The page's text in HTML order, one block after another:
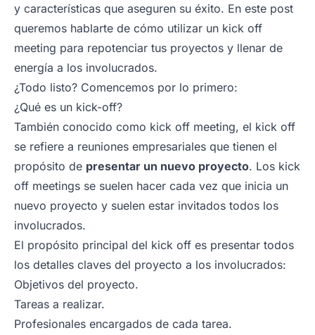
y características que aseguren su éxito. En este post
queremos hablarte de cómo utilizar un kick off
meeting para repotenciar tus proyectos y llenar de
energía a los involucrados.
¿Todo listo? Comencemos por lo primero:
¿Qué es un kick-off?
También conocido como kick off meeting, el kick off
se refiere a reuniones empresariales que tienen el
propósito de presentar un nuevo proyecto. Los kick
off meetings se suelen hacer cada vez que inicia un
nuevo proyecto y suelen estar invitados todos los
involucrados.
El propósito principal del kick off es presentar todos
los detalles claves del proyecto a los involucrados:
Objetivos del proyecto.
Tareas a realizar.
Profesionales encargados de cada tarea.